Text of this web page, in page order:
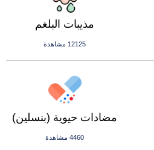
مذيبات البلغم
12125 مشاهدة
مضادات حيوية (بنسلين)
4460 مشاهدة